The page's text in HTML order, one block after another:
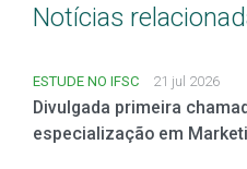
Notícias
ESTUDE NO IFSC 21 jul 2026
Divulgada primeira
especialização em